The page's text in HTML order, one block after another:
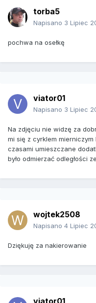
torba5
Napisano 3 Lipiec
pochwa na osełkę
viator01
Napisano 3 Lipiec
Na zdjęciu nie widzę za
mi się z cyrklem
czasami umieszczane
było odmierzać odległości
wojtek2508
Napisano 4 Lipiec
Dziękuję za nakierowanie